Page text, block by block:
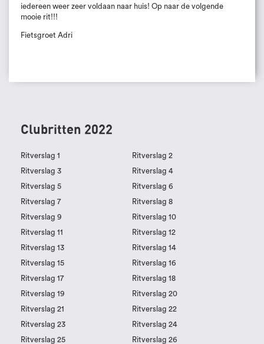
iedereen weer zeer voldaan naar huis! Op naar de volgende
mooie rit!!!
Fietsgroet Adri
Clubritten 2022
Ritverslag 1
Ritverslag 2
Ritverslag 3
Ritverslag 4
Ritverslag 5
Ritverslag 6
Ritverslag 7
Ritverslag 8
Ritverslag 9
Ritverslag 10
Ritverslag 11
Ritverslag 12
Ritverslag 13
Ritverslag 14
Ritverslag 15
Ritverslag 16
Ritverslag 17
Ritverslag 18
Ritverslag 19
Ritverslag 20
Ritverslag 21
Ritverslag 22
Ritverslag 23
Ritverslag 24
Ritverslag 25
Ritverslag 26